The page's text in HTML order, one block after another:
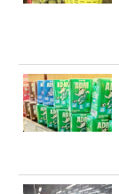
sử phát triển